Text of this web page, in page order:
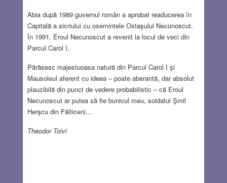
Abia după 1989 guvernul român a aprobat readucerea în
Capitală a sicriului cu osemintele Ostaşului Necunoscut.
În 1991, Eroul Necunoscut a revenit la locul de veci din
Parcul Carol I.
Părăsesc majestuoasa natură din Parcul Carol I şi
Mausoleul aferent cu ideea – poate aberantă, dar absolut
plauzibilă din punct de vedere probabilistic – că Eroul
Necunoscut ar putea să fie bunicul meu, soldatul Şmil
Herşcu din Fălticeni…
Theodor Toivi